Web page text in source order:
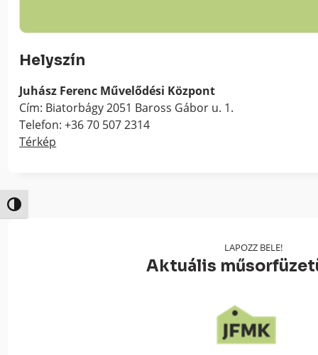
Nagy kontraszt váltása
Helyszín
Juhász Ferenc Művelődési Központ
Cím: Biatorbágy 2051 Baross Gábor u. 1.
Telefon: +36 70 507 2314
Térkép
LAPOZZ BELE!
Aktuális